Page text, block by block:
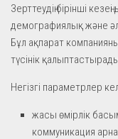
Зерттеудің бірінші
демографиялық және
Бұл ақпарат
түсінік
Негізгі параметрлер
жасы өмірлік
коммуникация